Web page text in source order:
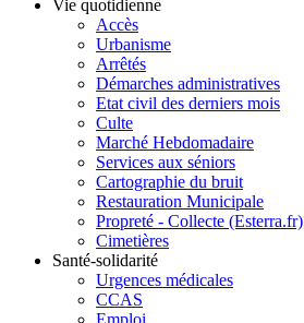
Vie quotidienne
Accès
Urbanisme
Arrêtés
Démarches administratives
Etat civil des derniers mois
Culte
Marché Hebdomadaire
Services aux séniors
Cartographie du bruit
Restauration Municipale
Propreté - Collecte (Esterra.fr)
Cimetières
Santé-solidarité
Urgences médicales
CCAS
Emploi